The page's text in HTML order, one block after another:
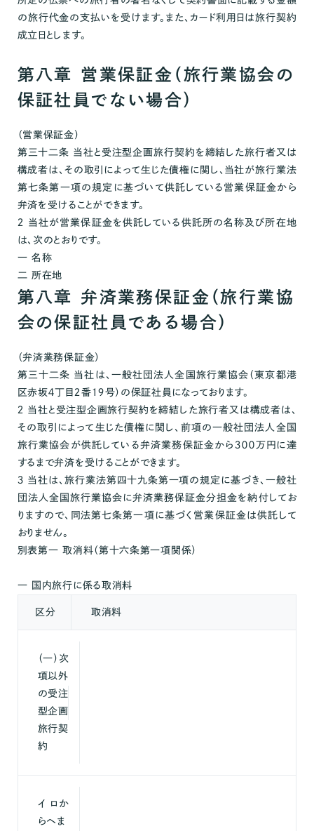
の旅行代金の支払いを受けます。また、カード利用日は旅行契約
成立日とします。
第八章 営業保証金（旅行業協会の
保証社員でない場合）
（営業保証金）
第三十二条 当社と受注型企画旅行契約を締結した旅行者又は
構成者は、その取引によって生じた債権に関し、当社が旅行業法
第七条第一項の規定に基づいて供託している営業保証金から
弁済を受けることができます。
２ 当社が営業保証金を供託している供託所の名称及び所在地
は、次のとおりです。
一 名称
二 所在地
第八章 弁済業務保証金（旅行業協
会の保証社員である場合）
（弁済業務保証金）
第三十二条 当社は、一般社団法人全国旅行業協会（東京都港
区赤坂４丁目２番１９号）の保証社員になっております。
２ 当社と受注型企画旅行契約を締結した旅行者又は構成者は、
その取引によって生じた債権に関し、前項の一般社団法人全国
旅行業協会が供託している弁済業務保証金から３００万円に達
するまで弁済を受けることができます。
３ 当社は、旅行業法第四十九条第一項の規定に基づき、一般社
団法人全国旅行業協会に弁済業務保証金分担金を納付してお
りますので、同法第七条第一項に基づく営業保証金は供託して
おりません。
別表第一 取消料（第十六条第一項関係）
一 国内旅行に係る取消料
区分 取消料
（一）次
項以外
の受注
型企画
旅行契
約
イ ロか
らヘま